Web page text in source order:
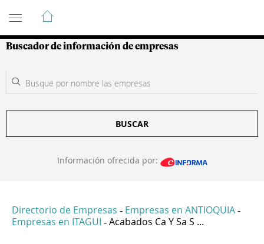
Guía de Empresas Colombianas
Buscador de información de empresas
BUSCAR
Información ofrecida por:
Directorio de Empresas - Empresas en ANTIOQUIA -
Empresas en ITAGUI - Acabados Ca Y Sa S ...